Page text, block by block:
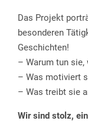
Das Projekt
besonderen
Geschichten!
– Warum tun sie,
– Was motiviert
– Was treibt sie
Wir sind stolz,